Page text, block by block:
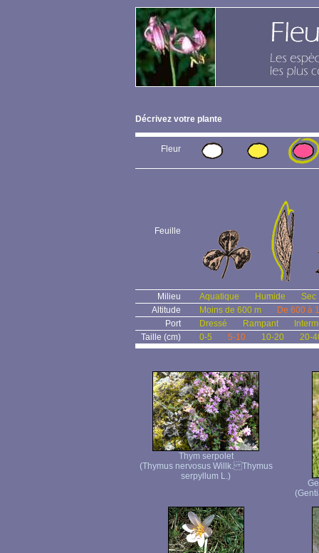
Décrivez votre plante
Fleur
Feuille
Milieu Aquatique Humide
Sec
Altitude
Moins de 600 m
De 600 à
Port
Dressé Rampant
Taille (cm)
0-5 5-10 10-20 20-
Thym serpolet
(Thymus nervosus Willk. Thymus
serpyllum L.)